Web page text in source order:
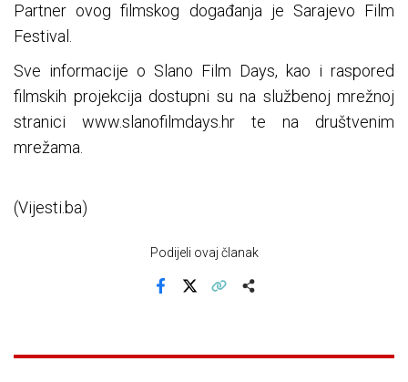
Partner ovog filmskog događanja je Sarajevo Film
Festival.
Sve informacije o Slano Film Days, kao i raspored
filmskih projekcija dostupni su na službenoj mrežnoj
stranici www.slanofilmdays.hr te na društvenim
mrežama.
(Vijesti.ba)
Podijeli ovaj članak